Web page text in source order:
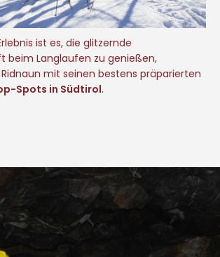
ist es, die glitzernde
beim Langlaufen zu genießen,
mit seinen bestens präparierten
Spots in Südtirol.